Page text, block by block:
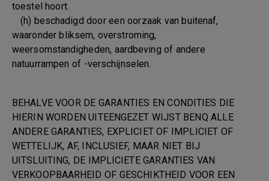
toestel hoort.
(h) beschadigd door een oorzaak van buitenaf,
waaronder bliksem, overstroming,
weersomstandigheden, aardbeving of andere
natuurrampen of -verschijnselen.
BEHALVE VOOR DE GARANTIES EN CONDITIES DIE
HIERIN WORDEN UITEENGEZET WIJST BENQ ALLE
ANDERE GARANTIES, EXPLICIET OF IMPLICIET OF
WETTELIJK, AF, INCLUSIEF, MAAR NIET BIJ
UITSLUITING, DE IMPLICIETE GARANTIES VAN
VERKOOPBAARHEID OF GESCHIKTHEID VOOR EEN